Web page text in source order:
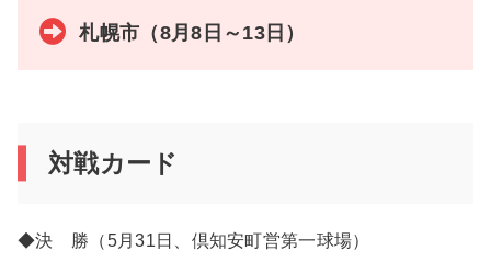
札幌市（8月8日～13日）
対戦カード
◆決 勝（5月31日、倶知安町営第一球場）